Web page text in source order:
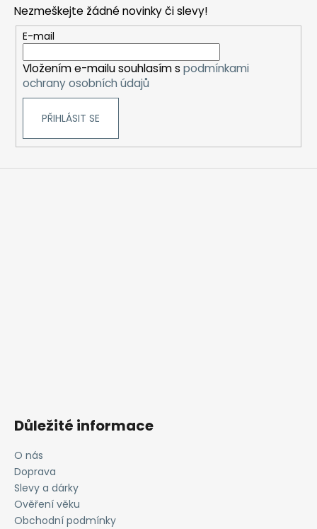
Nezmeškejte žádné novinky či slevy!
E-mail
Vložením e-mailu souhlasím s podmínkami
ochrany osobních údajů
PŘIHLÁSIT SE
Důležité informace
O nás
Doprava
Slevy a dárky
Ověření věku
Obchodní podmínky